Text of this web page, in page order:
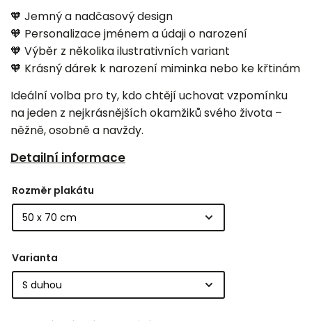
🧡 Jemný a nadčasový design
🧡 Personalizace jménem a údaji o narození
🧡 Výběr z několika ilustrativních variant
🧡 Krásný dárek k narození miminka nebo ke křtinám
Ideální volba pro ty, kdo chtějí uchovat vzpomínku
na jeden z nejkrásnějších okamžiků svého života –
něžně, osobně a navždy.
Detailní informace
Rozměr plakátu
Varianta